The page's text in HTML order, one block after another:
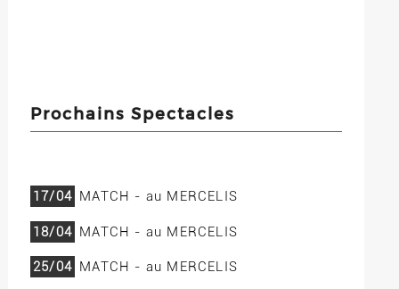
Prochains Spectacles
17/04 MATCH - au MERCELIS
18/04 MATCH - au MERCELIS
25/04 MATCH - au MERCELIS